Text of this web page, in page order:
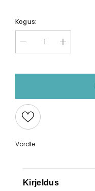
Kogus:
Võrdle
Kirjeldus